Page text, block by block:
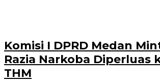
Komisi I DPRD Medan
Razia Narkoba Diperluas
THM